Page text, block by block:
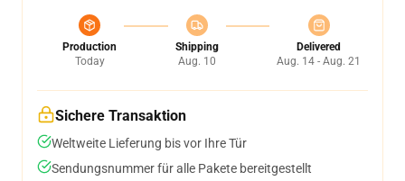
Production
Today
Shipping
Aug. 10
Delivered
Aug. 14 - Aug. 21
Sichere Transaktion
Weltweite Lieferung bis vor Ihre Tür
Sendungsnummer für alle Pakete bereitgestellt